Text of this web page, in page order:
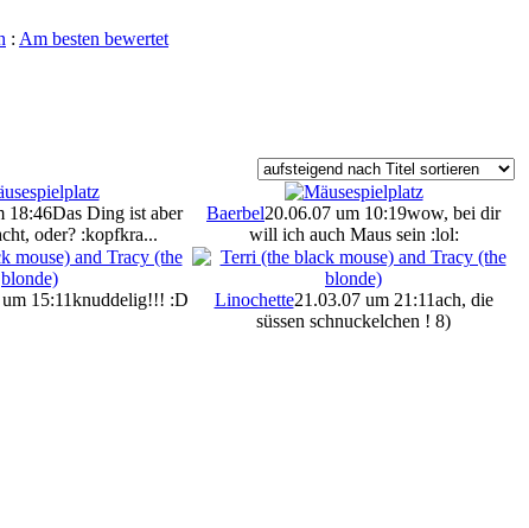
: Am besten bewertet
18:46Das Ding ist aber
oder? :kopfkra...
Baerbel20.06.07 um 10:19wow, bei dir
will ich auch Maus sein :lol:
15:11knuddelig!!! :D Linochette21.03.07 um 21:11ach, die
süssen schnuckelchen ! 8)